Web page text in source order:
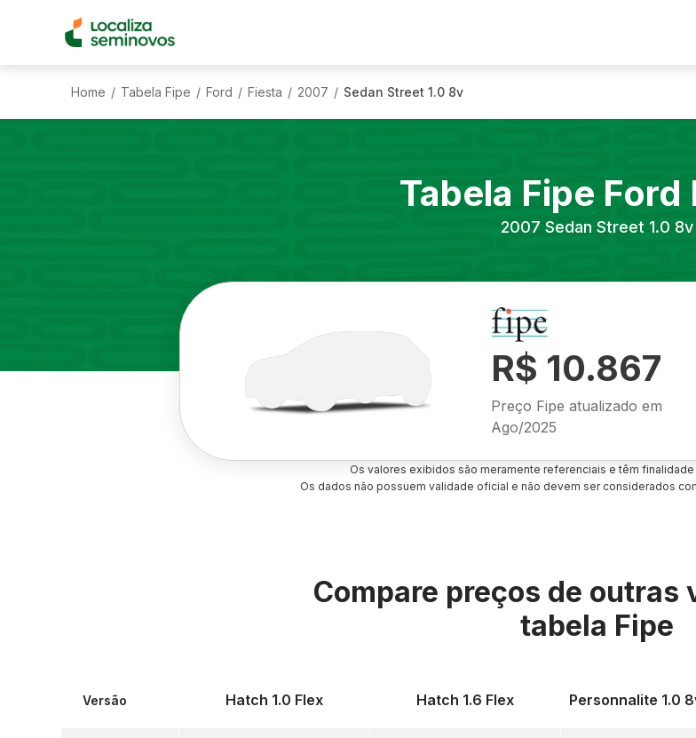
Home / Tabela Fipe / Ford / Fiesta / 2007 / Sedan Street 1.0 8v
Tabela Fipe Ford
2007 Sedan Street 1.0 8v
R$ 10.867
Preço Fipe atualizado em
Ago/2025
Os valores exibidos são meramente referenciais e têm
Os dados não possuem validade oficial e não devem ser considerados
Compare preços de outras
tabela Fipe
Versão Hatch 1.0 Flex Hatch 1.6 Flex Personnalite 1.0